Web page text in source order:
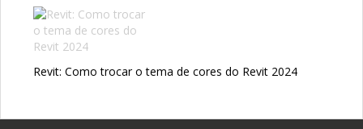
Revit: Como trocar o tema de cores do Revit 2024